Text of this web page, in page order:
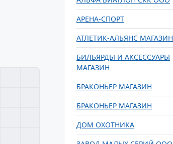
АРЕНА-СПОРТ
АТЛЕТИК-АЛЬЯНС МАГАЗИН
БИЛЬЯРДЫ И АКСЕССУАРЫ
МАГАЗИН
БРАКОНЬЕР МАГАЗИН
БРАКОНЬЕР МАГАЗИН
ДОМ ОХОТНИКА